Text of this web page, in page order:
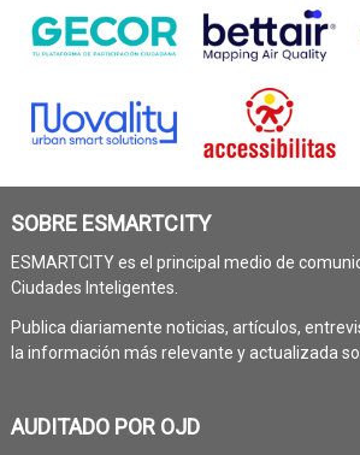
SOBRE ESMARTCITY
ESMARTCITY es el principal medio de
Ciudades Inteligentes.
Publica diariamente noticias, artículos,
la información más relevante y actualizada
AUDITADO POR OJD